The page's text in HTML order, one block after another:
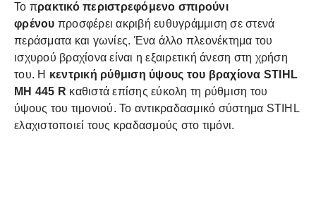
Το πρακτικό περιστρεφόμενο σπιρούνι
φρένου προσφέρει ακριβή ευθυγράμμιση σε στενά
περάσματα και γωνίες. Ένα άλλο πλεονέκτημα του
ισχυρού βραχίονα είναι η εξαιρετική άνεση στη χρήση
του. Η κεντρική ρύθμιση ύψους του βραχίονα STIHL
MH 445 R καθιστά επίσης εύκολη τη ρύθμιση του
ύψους του τιμονιού. Το αντικραδασμικό σύστημα STIHL
ελαχιστοποιεί τους κραδασμούς στο τιμόνι.